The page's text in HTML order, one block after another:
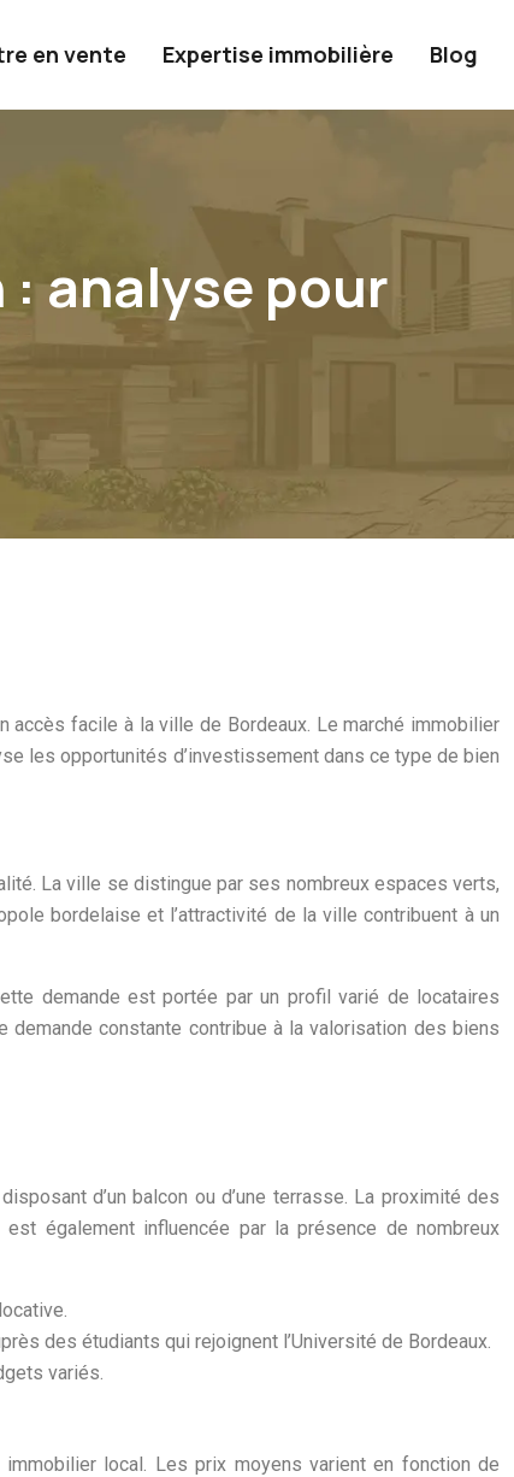
en vente Expertise immobilière Blog
: analyse pour
accès facile à la ville de Bordeaux. Le marché immobilier
les opportunités d’investissement dans ce type de bien
La ville se distingue par ses nombreux espaces verts,
bordelaise et l’attractivité de la ville contribuent à un
demande est portée par un profil varié de locataires
constante contribue à la valorisation des biens
d’un balcon ou d’une terrasse. La proximité des
également influencée par la présence de nombreux
des étudiants qui rejoignent l’Université de Bordeaux.
variés.
local. Les prix moyens varient en fonction de